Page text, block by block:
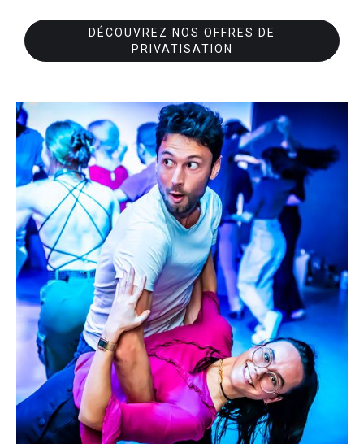
DÉCOUVREZ NOS OFFRES DE
PRIVATISATION